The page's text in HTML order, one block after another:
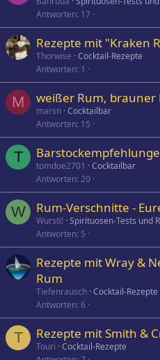
Antworten 17
Rezepte mit "Kraken
Thorwise Cocktail-Rezepte
Antworten 1
M weißer Rum, brauner
marsn Cocktailbar
Antworten 15
T
tomdoe2701
Cocktailbar
Antworten 20
W Rum-Verschnitte -
Wursti! Spirituosen-Tests und
Antworten 5
Rezepte mit Wray &
Rum
Tiefenrausch Cocktail-Rezepte
Antworten 6
T Rezepte mit Smith &
Touri Cocktail-Rezepte